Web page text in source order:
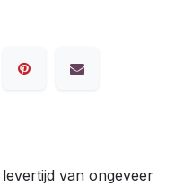
van ongeveer